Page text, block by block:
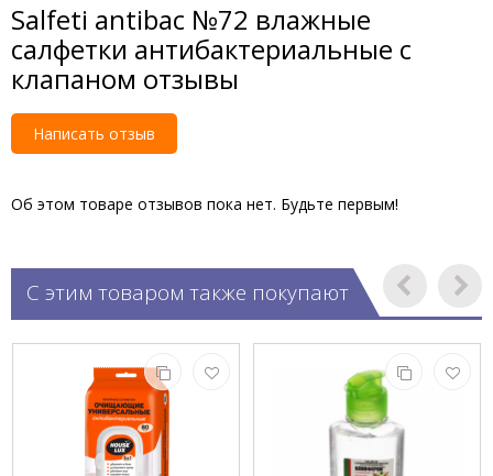
Salfeti antibac №72 влажные
салфетки антибактериальные с
клапаном отзывы
Написать отзыв
Об этом товаре отзывов пока нет. Будьте первым!
С этим товаром также покупают